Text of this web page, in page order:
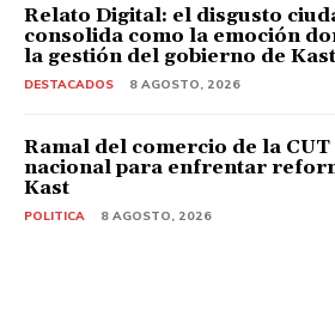
Relato Digital: el disgusto
consolida como la emoción
la gestión del gobierno de Kast
DESTACADOS 8 AGOSTO, 2026
Ramal del comercio de la
nacional para enfrentar
Kast
POLITICA 8 AGOSTO, 2026